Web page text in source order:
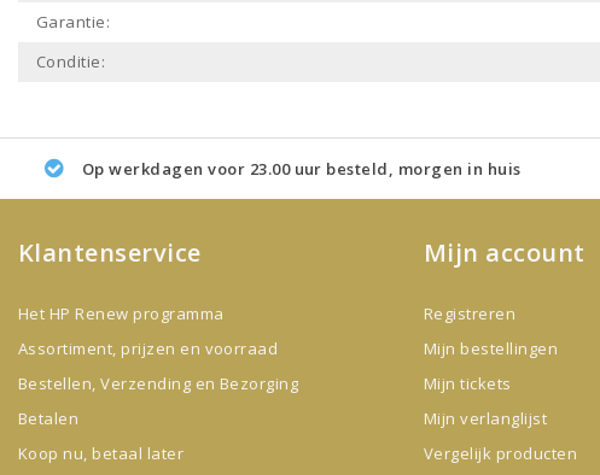
Garantie:
Conditie:
Op werkdagen voor 23.00 uur besteld, morgen in huis
Klantenservice
Het HP Renew programma
Assortiment, prijzen en voorraad
Bestellen, Verzending en Bezorging
Betalen
Koop nu, betaal later
Mijn account
Registreren
Mijn bestellingen
Mijn tickets
Mijn verlanglijst
Vergelijk producten